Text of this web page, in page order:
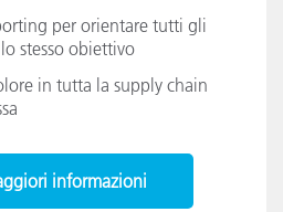
per orientare tutti gli
stesso obiettivo
in tutta la supply chain
informazioni